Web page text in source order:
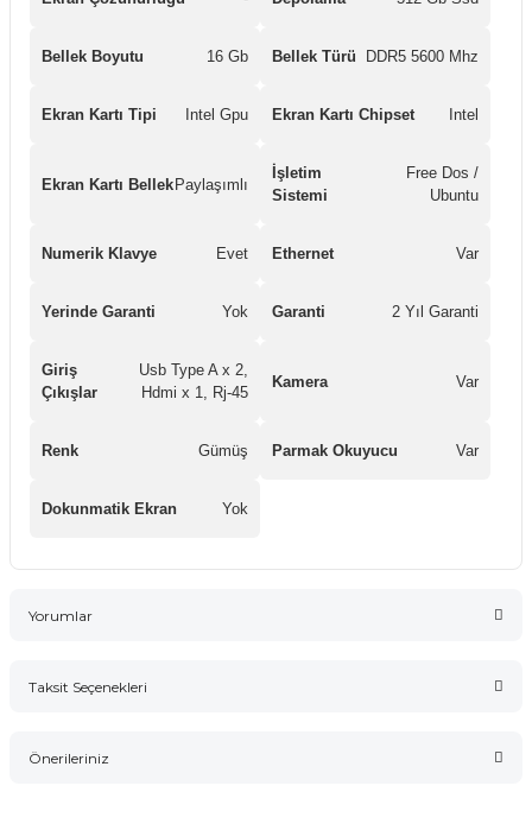
Bellek Boyutu 16 Gb Bellek Türü DDR5 5600 Mhz
Ekran Kartı Tipi Intel Gpu Ekran Kartı Chipset Intel
Ekran Kartı Bellek Paylaşımlı
İşletim
Sistemi
Free Dos /
Ubuntu
Numerik Klavye Evet Ethernet Var
Yerinde Garanti Yok Garanti 2 Yıl Garanti
Giriş
Çıkışlar
Usb Type A x 2,
Hdmi x 1, Rj-45
Kamera Var
Renk Gümüş Parmak Okuyucu Var
Dokunmatik Ekran Yok
Yorumlar
Taksit Seçenekleri
Önerileriniz